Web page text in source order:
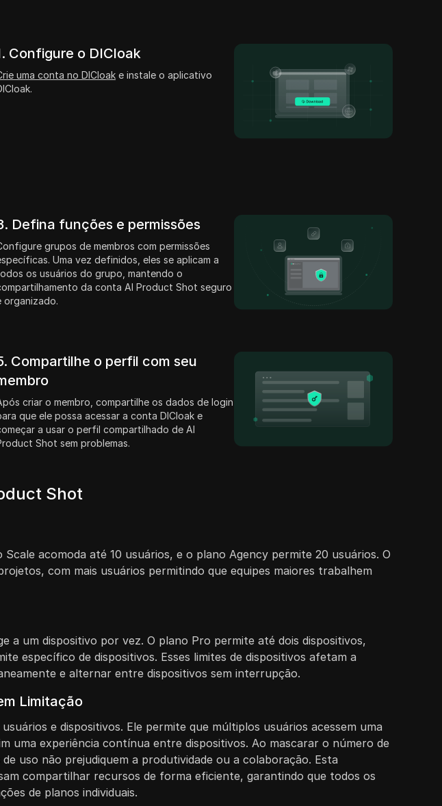
Configure o DICloak
uma conta no DICloak e instale o aplicativo
Defina funções e permissões
grupos de membros com permissões
Uma vez definidos, eles se aplicam a
os usuários do grupo, mantendo o
da conta AI Product Shot seguro
organizado.
Compartilhe o perfil com seu
criar o membro, compartilhe os dados de login
que ele possa acessar a conta DICloak e
a usar o perfil compartilhado de AI
Shot sem problemas.
Shot
acomoda até 10 usuários, e o plano Agency permite 20 usuários. O
com mais usuários permitindo que equipes maiores trabalhem
a um dispositivo por vez. O plano Pro permite até dois dispositivos,
específico de dispositivos. Esses limites de dispositivos afetam a
e alternar entre dispositivos sem interrupção.
Limitação
e dispositivos. Ele permite que múltiplos usuários acessem uma
uma experiência contínua entre dispositivos. Ao mascarar o número de
uso não prejudiquem a produtividade ou a colaboração. Esta
compartilhar recursos de forma eficiente, garantindo que todos os
de planos individuais.